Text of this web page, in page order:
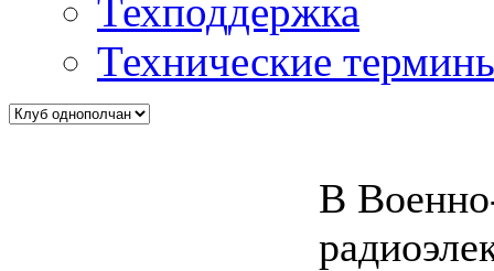
Техподдержка
Технические
В